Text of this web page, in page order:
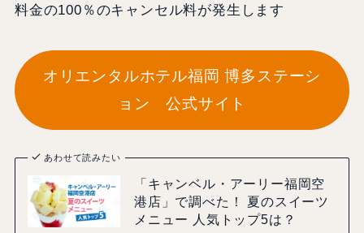
料金の100％のキャンセル料が発生します
オリエンタルホテル福岡 博多ステーシ
ョン 公式サイト
あわせて読みたい
「キャンベル・アーリー福岡空
港店」で調べた！ 夏のスイーツ
メニュー 人気トップ5は？